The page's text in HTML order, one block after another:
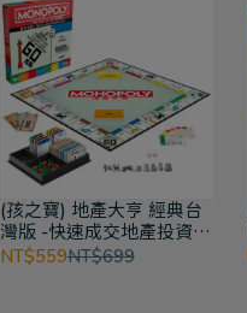
(孩之寶) 地產大亨 經典台
灣版 -快速成交地產投資遊
戲
NT$559NT$699